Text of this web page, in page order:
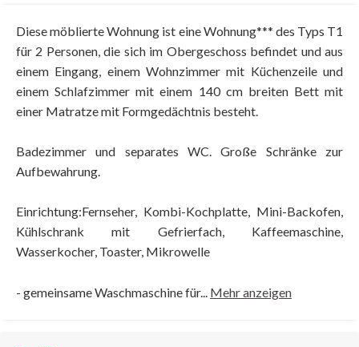
Diese möblierte Wohnung ist eine Wohnung*** des Typs T1
für 2 Personen, die sich im Obergeschoss befindet und aus
einem Eingang, einem Wohnzimmer mit Küchenzeile und
einem Schlafzimmer mit einem 140 cm breiten Bett mit
einer Matratze mit Formgedächtnis besteht.
Badezimmer und separates WC. Große Schränke zur
Aufbewahrung.
Einrichtung:Fernseher, Kombi-Kochplatte, Mini-Backofen,
Kühlschrank mit Gefrierfach, Kaffeemaschine,
Wasserkocher, Toaster, Mikrowelle
- gemeinsame Waschmaschine für... Mehr anzeigen